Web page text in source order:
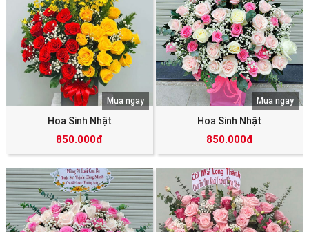
Hoa Sinh Nhật
850.000đ
Mua ngay
Hoa Sinh Nhật
850.000đ
Mua ngay